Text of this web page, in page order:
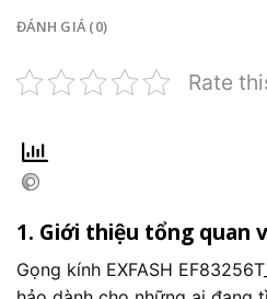
ĐÁNH GIÁ (0)
Rate
1. Giới thiệu tổng quan
Gọng kính EXFASH